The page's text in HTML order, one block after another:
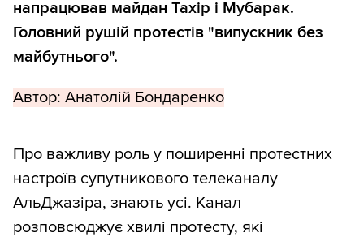
напрацював майдан Тахір і Мубарак.
Головний рушій протестів "випускник без
майбутнього".
Автор: Анатолій Бондаренко
Про важливу роль у поширенні протестних
настроїв супутникового телеканалу
АльДжазіра, знають усі. Канал
розповсюджує хвилі протесту, які